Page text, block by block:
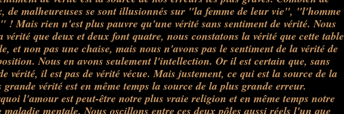
de malheureuses se sont illusionnés sur "la femme de leur vie", "l'homme
! Mais rien n'est plus pauvre qu'une vérité sans sentiment de vérité. Nous
vérité que deux et deux font quatre, nous constatons la vérité que cette table
et non pas une chaise, mais nous n'avons pas le sentiment de la vérité de
Nous en avons seulement l'intellection. Or il est certain que, sans
vérité, il est pas de vérité vécue. Mais justement, ce qui est la source de la
grande vérité est en même temps la source de la plus grande erreur.
l'amour est peut-être notre plus vraie religion et en même temps notre
maladie mentale. Nous oscillons entre ces deux pôles aussi réels l'un que